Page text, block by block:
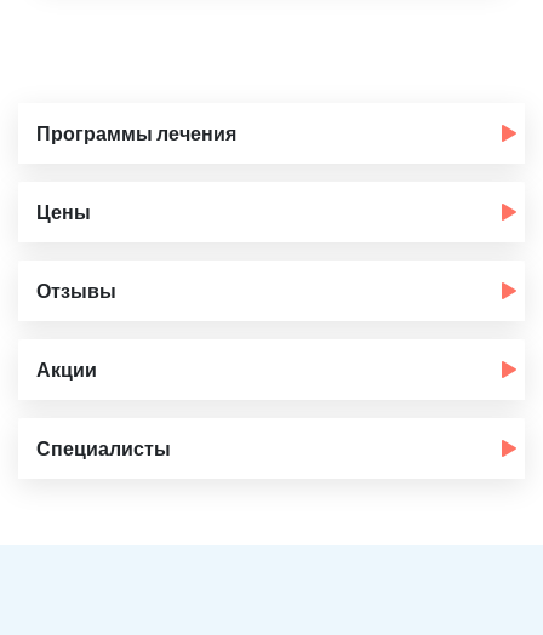
Программы лечения
Цены
Отзывы
Акции
Специалисты